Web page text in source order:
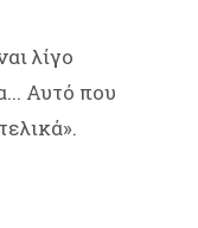
λίγο
Αυτό που